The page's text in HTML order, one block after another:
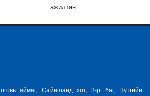
ажилтан
аймаг, Сайншанд хот, 3-р баг, Нутгийн